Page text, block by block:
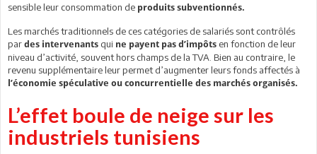
sensible leur consommation de produits subventionnés.
Les marchés traditionnels de ces catégories de salariés sont contrôlés
par des intervenants qui ne payent pas d’impôts en fonction de leur
niveau d’activité, souvent hors champs de la TVA. Bien au contraire, le
revenu supplémentaire leur permet d’augmenter leurs fonds affectés à
l’économie spéculative ou concurrentielle des marchés organisés.
L’effet boule de neige sur les
industriels tunisiens